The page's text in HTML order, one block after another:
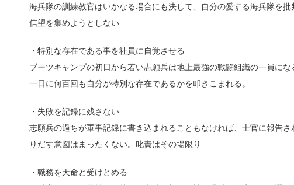
海兵隊の訓練教官はいかなる場合にも決して、自分の愛する海兵隊を
信望を集めようとしない
・特別な存在である事を社員に自覚させる
ブーツキャンプの初日から若い志願兵は地上最強の戦闘組織の一員にな
一日に何百回も自分が特別な存在であるかを叩きこまれる。
・失敗を記録に残さない
志願兵の過ちが軍事記録に書き込まれることもなければ、士官に報告
りだす意図はまったくない。叱責はその場限り
・職務を天命と受けとめる